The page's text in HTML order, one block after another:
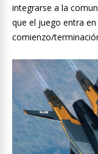
integrarse a la
que el juego entra
comienzo/